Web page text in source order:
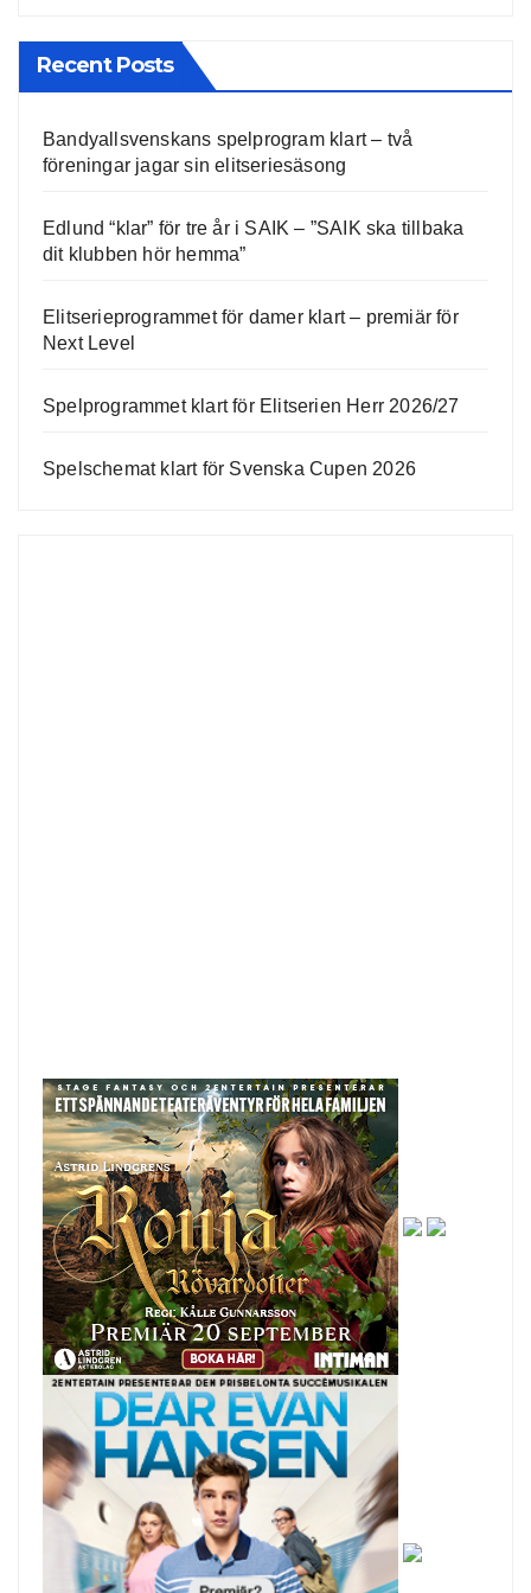
Recent Posts
Bandyallsvenskans spelprogram klart – två
föreningar jagar sin elitseriesäsong
Edlund “klar” för tre år i SAIK – ”SAIK ska tillbaka
dit klubben hör hemma”
Elitserieprogrammet för damer klart – premiär för
Next Level
Spelprogrammet klart för Elitserien Herr 2026/27
Spelschemat klart för Svenska Cupen 2026